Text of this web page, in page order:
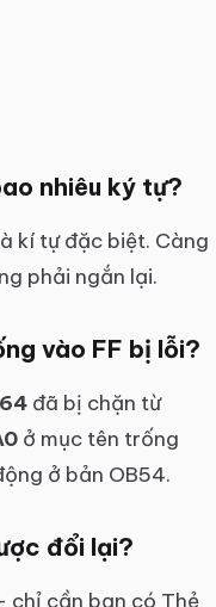
nhiêu ký tự?
kí tự đặc biệt. Càng
phải ngắn lại.
vào FF bị lỗi?
đã bị chặn từ
ở mục tên trống
ở bản OB54.
đổi lại?
chỉ cần bạn có Thẻ